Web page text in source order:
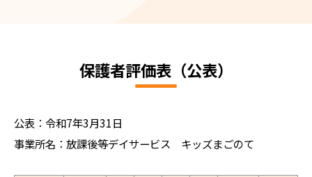
保護者評価表（公表）
公表：令和7年3月31日
事業所名：放課後等デイサービス キッズまごのて